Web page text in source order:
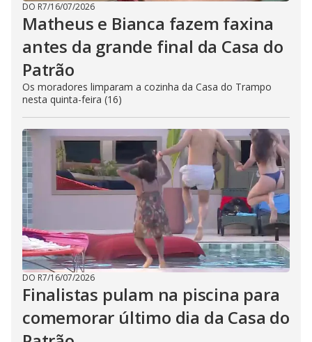
DO R7/16/07/2026
Matheus e Bianca fazem faxina
antes da grande final da Casa do
Patrão
Os moradores limparam a cozinha da Casa do Trampo
nesta quinta-feira (16)
DO R7/16/07/2026
Finalistas pulam na piscina para
comemorar último dia da Casa do